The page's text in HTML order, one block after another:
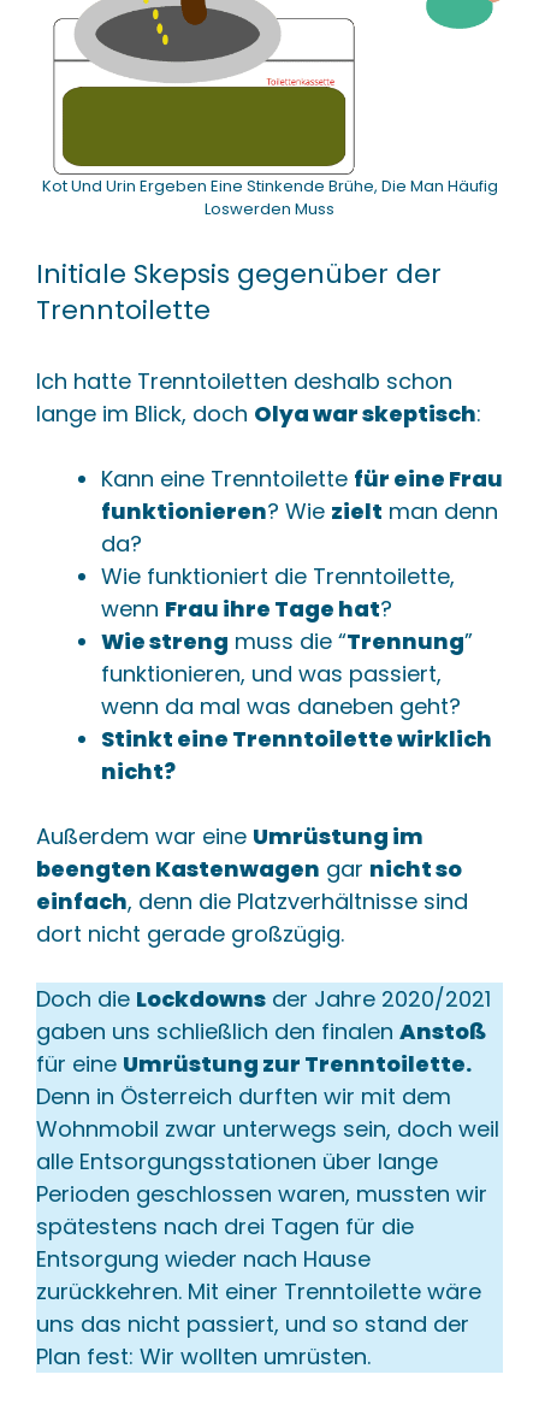
Kot Und Urin Ergeben Eine Stinkende Brühe, Die Man Häufig
Loswerden Muss
Initiale Skepsis gegenüber der
Trenntoilette
Ich hatte Trenntoiletten deshalb schon
lange im Blick, doch Olya war skeptisch:
Kann eine Trenntoilette für eine Frau
funktionieren? Wie zielt man denn
da?
Wie funktioniert die Trenntoilette,
wenn Frau ihre Tage hat?
Wie streng muss die “Trennung”
funktionieren, und was passiert,
wenn da mal was daneben geht?
Stinkt eine Trenntoilette wirklich
nicht?
Außerdem war eine Umrüstung im
beengten Kastenwagen gar nicht so
einfach, denn die Platzverhältnisse sind
dort nicht gerade großzügig.
Doch die Lockdowns der Jahre 2020/2021
gaben uns schließlich den finalen Anstoß
für eine Umrüstung zur Trenntoilette.
Denn in Österreich durften wir mit dem
Wohnmobil zwar unterwegs sein, doch weil
alle Entsorgungsstationen über lange
Perioden geschlossen waren, mussten wir
spätestens nach drei Tagen für die
Entsorgung wieder nach Hause
zurückkehren. Mit einer Trenntoilette wäre
uns das nicht passiert, und so stand der
Plan fest: Wir wollten umrüsten.